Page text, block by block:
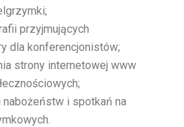
przyjmujących
dla konferencjonistów;
strony internetowej www
i spotkań na